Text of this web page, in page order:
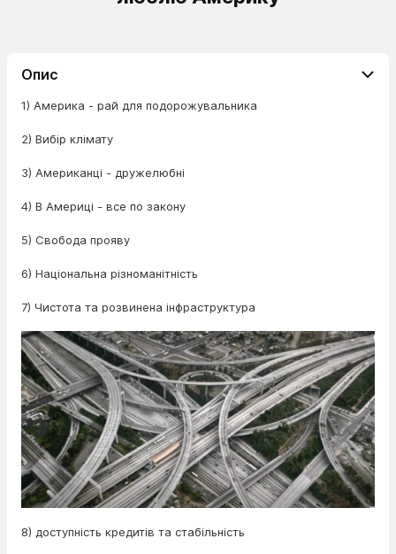
Опис
1) Америка - рай для подорожувальника
2) Вибір клімату
3) Американці - дружелюбні
4) В Америці - все по закону
5) Свобода прояву
6) Національна різноманітність
7) Чистота та розвинена інфраструктура
8) доступність кредитів та стабільність